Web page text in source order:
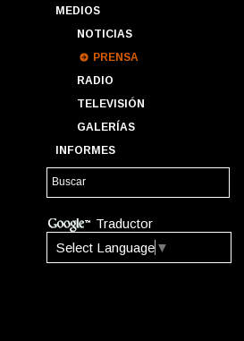
MEDIOS
NOTICIAS
PRENSA
RADIO
TELEVISIÓN
GALERÍAS
INFORMES
Traductor
Select Language ▼